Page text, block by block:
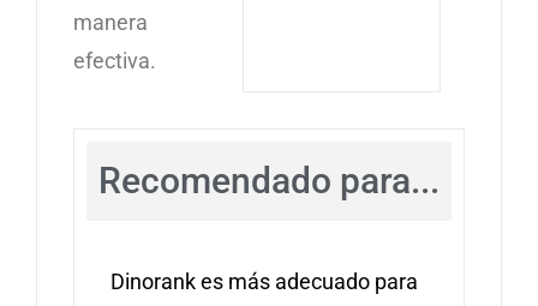
manera
efectiva.
Recomendado para...
Dinorank es más adecuado para